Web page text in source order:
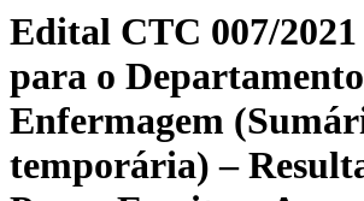
Edital CTC 007/2021
para o
Enfermagem
temporária) –